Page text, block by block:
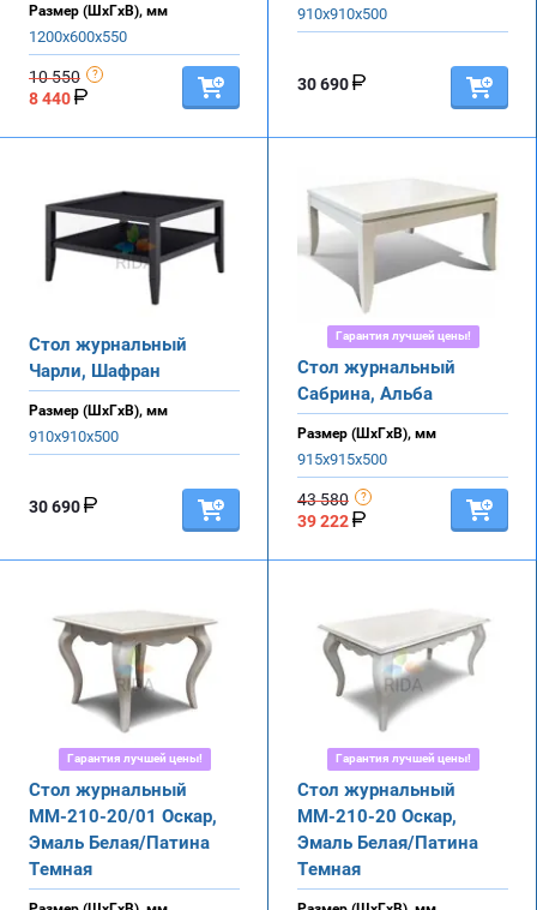
Размер (ШхГхВ), мм
1200х600х550
10 550
8 440
910х910х500
30 690
Стол журнальный
Чарли, Шафран
Размер (ШхГхВ), мм
910х910х500
30 690
Гарантия лучшей цены!
Стол журнальный
Сабрина, Альба
Размер (ШхГхВ), мм
915х915х500
43 580
39 222
Гарантия лучшей цены!
Стол журнальный
ММ-210-20/01 Оскар,
Эмаль Белая/Патина
Темная
Гарантия лучшей цены!
Стол журнальный
ММ-210-20 Оскар,
Эмаль Белая/Патина
Темная